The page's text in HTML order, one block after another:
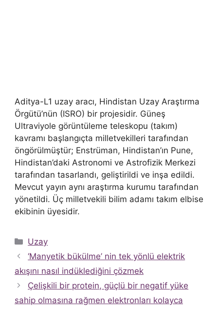
Aditya-L1 uzay aracı, Hindistan Uzay Araştırma
Örgütü’nün (ISRO) bir projesidir. Güneş
Ultraviyole görüntüleme teleskopu (takım)
kavramı başlangıçta milletvekilleri tarafından
öngörülmüştür; Enstrüman, Hindistan’ın Pune,
Hindistan’daki Astronomi ve Astrofizik Merkezi
tarafından tasarlandı, geliştirildi ve inşa edildi.
Mevcut yayın aynı araştırma kurumu tarafından
yönetildi. Üç milletvekili bilim adamı takım elbise
ekibinin üyesidir.
Kategoriler
Uzay
‘Manyetik bükülme’ nin tek yönlü elektrik
akışını nasıl indüklediğini çözmek
Çelişkili bir protein, güçlü bir negatif yüke
sahip olmasına rağmen elektronları kolayca